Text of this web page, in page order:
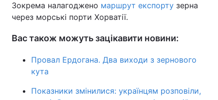
Зокрема налагоджено маршрут експорту зерна
через морські порти Хорватії.
Вас також можуть зацікавити новини:
Провал Ердогана. Два виходи з зернового
кута
Показники змінилися: українцям розповіли,